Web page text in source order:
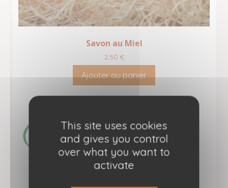
Savon au Miel
2,50 €
Ajouter au panier
This site uses cookies
and gives you control
over what you want to
activate